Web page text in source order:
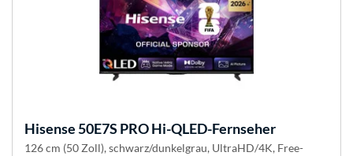
Hisense50E7S PRO Hi-QLED-Fernseher
126 cm (50 Zoll), schwarz/dunkelgrau, UltraHD/4K, Free-